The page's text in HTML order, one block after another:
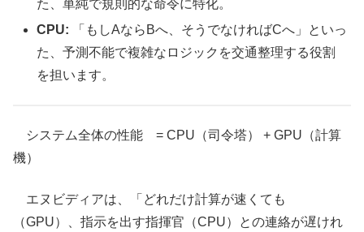
た、単純で規則的な命令に特化。
CPU: 「もしAならBへ、そうでなければCへ」といっ
た、予測不能で複雑なロジックを交通整理する役割
を担います。
システム全体の性能 = CPU（司令塔） + GPU（計算
機）
エヌビディアは、「どれだけ計算が速くても
（GPU）、指示を出す指揮官（CPU）との連絡が遅けれ